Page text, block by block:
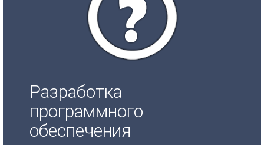
Разработка
программного
обеспечения